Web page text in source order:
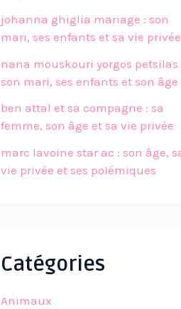
johanna ghiglia mariage : son
mari, ses enfants et sa vie privée
nana mouskouri yorgos petsilas
son mari, ses enfants et son âge
ben attal et sa compagne : sa
femme, son âge et sa vie privée
marc lavoine star ac : son âge,
vie privée et ses polémiques
Catégories
Animaux